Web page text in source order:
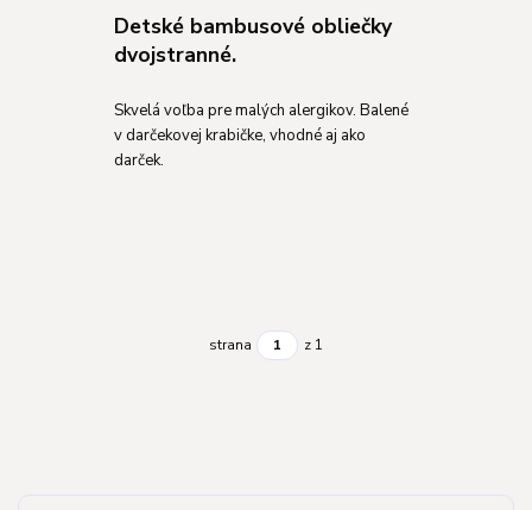
Detské bambusové obliečky
dvojstranné.
Skvelá voľba pre malých alergikov. Balené
v darčekovej krabičke, vhodné aj ako
darček.
strana z 1